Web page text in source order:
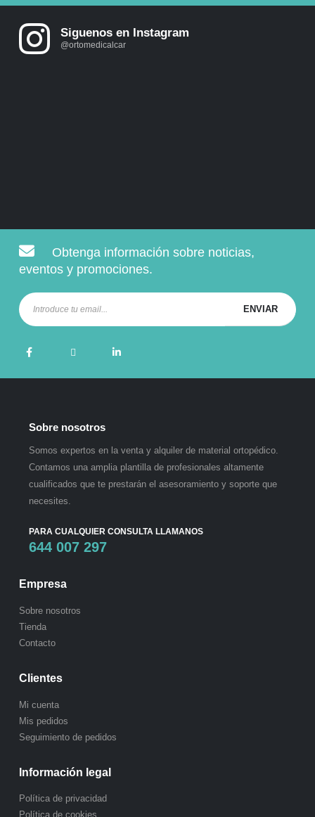
Siguenos en Instagram
@ortomedicalcar
Obtenga información sobre noticias,
eventos y promociones.
Sobre nosotros
Somos expertos en la venta y alquiler de material ortopédico.
Contamos una amplia plantilla de profesionales altamente
cualificados que te prestarán el asesoramiento y soporte que
necesites.
PARA CUALQUIER CONSULTA LLAMANOS
644 007 297
Empresa
Sobre nosotros
Tienda
Contacto
Clientes
Mi cuenta
Mis pedidos
Seguimiento de pedidos
Información legal
Política de privacidad
Política de cookies